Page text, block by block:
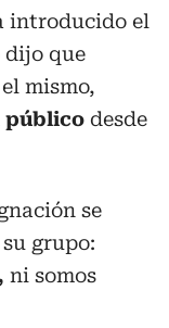
introducido el
dijo que
mismo,
público desde
se
grupo:
ni somos